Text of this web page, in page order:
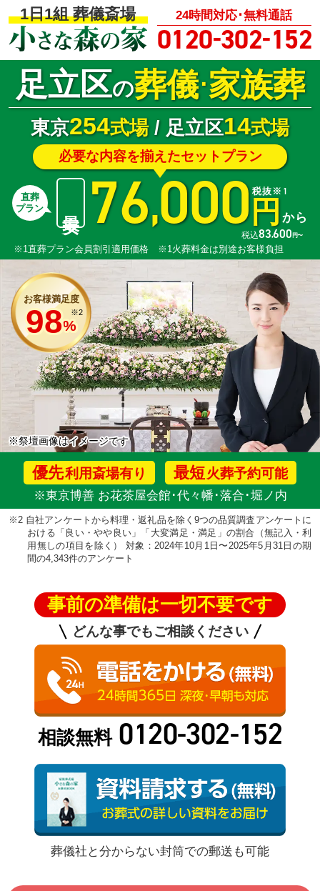
1日1組 葬儀斎場 24時間対応･無料通話
0120-302-152
足立区の葬儀･家族葬
東京254式場/ 足立区14式場
必要な内容を揃えたセットプラン
直葬
プラン
76,000 円 から
税抜※1
税込83,600 円〜
※1直葬プラン会員割引適用価格 ※1火葬料金は別途お客様負担
お客様満足度
98%
※2
※祭壇画像はイメージです
優先利用斎場有り 最短火葬予約可能
※東京博善 お花茶屋会館･代々幡･落合･堀ノ内
※2 自社アンケートから料理・返礼品を除く9つの品質調査アンケートに
おける「良い・やや良い」「大変満足・満足」の割合（無記入・利
用無しの項目を除く） 対象：2024年10月1日〜2025年5月31日の期
間の4,343件のアンケート
事前の準備は一切不要です
どんな事でもご相談ください
相談無料 0120-302-152
葬儀社と分からない封筒での郵送も可能